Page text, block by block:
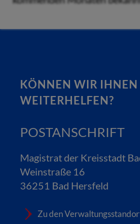
KÖNNEN WIR IHNEN
WEITERHELFEN?
POSTANSCHRIFT
Magistrat der Kreisstadt
Weinstraße 16
36251 Bad Hersfeld
Zu den